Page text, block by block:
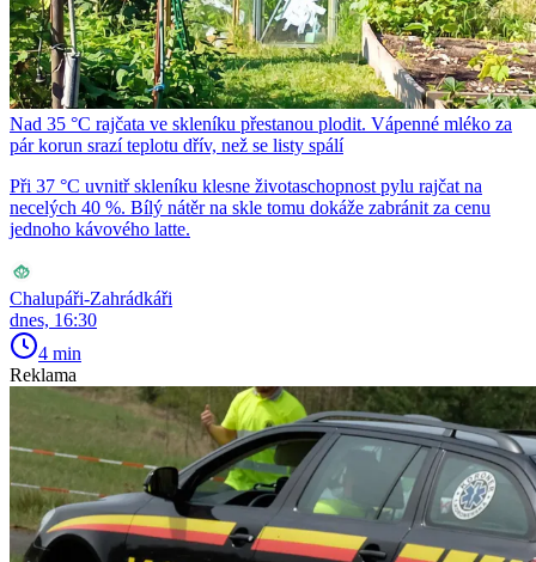
Nad 35 °C rajčata ve skleníku přestanou plodit. Vápenné mléko za
pár korun srazí teplotu dřív, než se listy spálí
Při 37 °C uvnitř skleníku klesne životaschopnost pylu rajčat na
necelých 40 %. Bílý nátěr na skle tomu dokáže zabránit za cenu
jednoho kávového latte.
Chalupáři-Zahrádkáři
dnes, 16:30
4 min
Reklama